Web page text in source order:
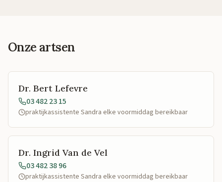
Onze artsen
Dr. Bert Lefevre
03 482 23 15
praktijkassistente Sandra elke voormiddag bereikbaar
Dr. Ingrid Van de Vel
03 482 38 96
praktijkassistente Sandra elke voormiddag bereikbaar